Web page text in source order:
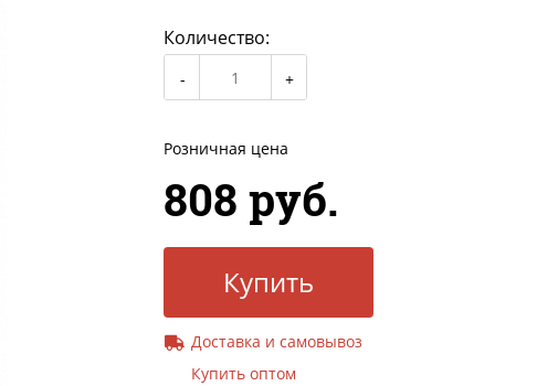
Количество:
Розничная цена
808 руб.
Купить
Доставка и самовывоз
Купить оптом